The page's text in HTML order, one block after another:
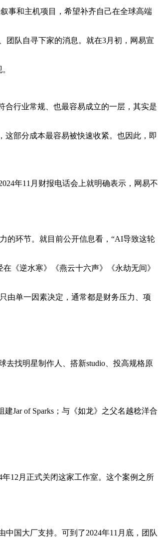
事和主机项目，希望补齐自己在全球高端
团队自寻下家的消息。就在3月初，网易宣
行业常规、也最容易成立的一层，其实是
这部分成本最容易被快速收紧。也因此，即
年11月财报电话会上就明确表示，网易不
的环节。就目前公开信息看，“AI导致这轮
《逆水寒》《燕云十六声》《永劫无间》
由单一因素决定，通常都是财务压力、项
去找明星制作人、搭新studio、投高规格原
Jar of Sparks；与《如龙》之父名越稔洋合
12月正式关闭这家工作室。这个案例之所
国大厂支持。可到了2024年11月底，团队